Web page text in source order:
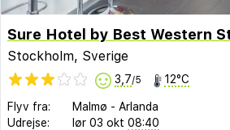
Stockholm, Sverige
3,7/5 12°C
Flyv fra: Malmø - Arlanda
Udrejse:
lør 03 okt 08:40